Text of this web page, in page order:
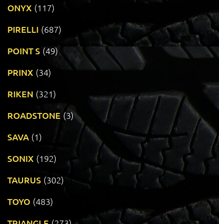
ONYX (117)
PIRELLI (687)
POINT S (49)
PRINX (34)
RIKEN (321)
ROADSTONE (3)
SAVA (1)
SONIX (192)
TAURUS (302)
TOYO (483)